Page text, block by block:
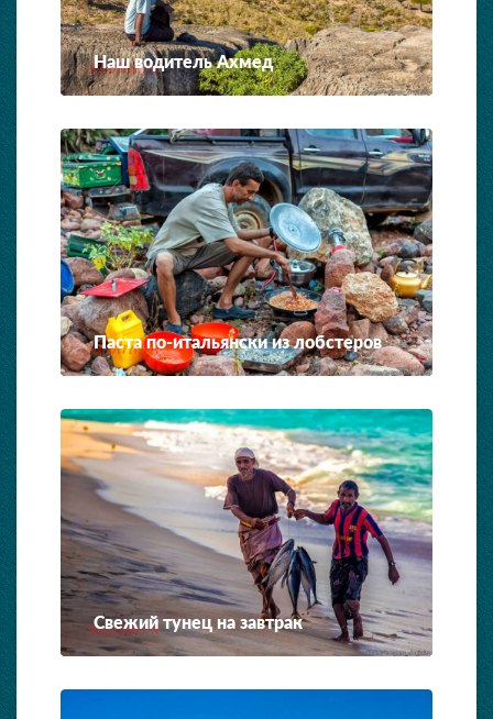
Наш водитель Ахмед
Паста по-итальянски из лобстеров
Свежий тунец на завтрак